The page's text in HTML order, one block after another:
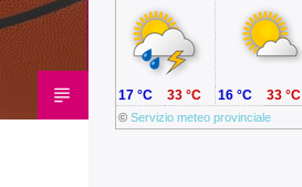
© Servizio meteo provinciale
17 °C 33 °C 16 °C 33 °C